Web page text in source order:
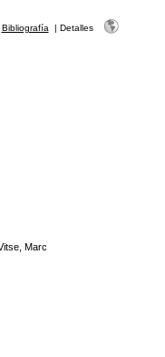
Bibliografía | Detalles
Marc